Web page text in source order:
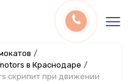
/
в Краснодаре /
скрипит при движении